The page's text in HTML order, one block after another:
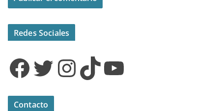
Redes Sociales
Facebook Twitter InstagramTikTok YouTube
Contacto